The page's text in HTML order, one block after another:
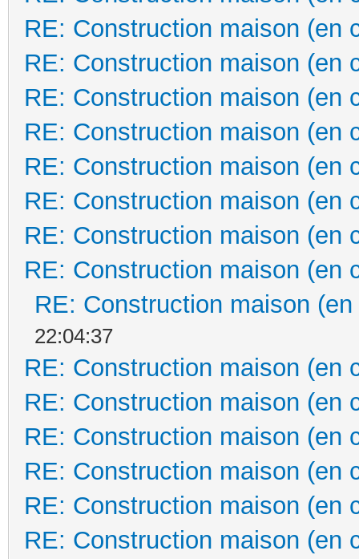
RE: Construction maison (en
RE: Construction maison (en
RE: Construction maison (en
RE: Construction maison (en
RE: Construction maison (en
RE: Construction maison (en
RE: Construction maison (en
RE: Construction maison (en
RE: Construction maison
22:04:37
RE: Construction maison (en
RE: Construction maison (en
RE: Construction maison (en
RE: Construction maison (en
RE: Construction maison (en
RE: Construction maison (en